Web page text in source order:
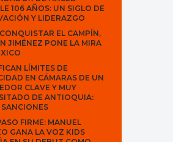
106 AÑOS: UN SIGLO DE
Y LIDERAZGO
EL CAMPÍN,
JIMÉNEZ PONE LA MIRA
LÍMITES DE
EN CÁMARAS DE UN
CLAVE Y MUY
DE ANTIOQUIA:
FIRME: MANUEL
GANA LA VOZ KIDS